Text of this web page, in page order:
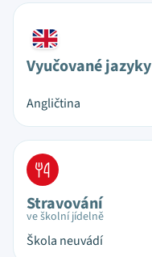
Vyučované jazyky
Angličtina
Stravování
ve školní jídelně
Škola neuvádí